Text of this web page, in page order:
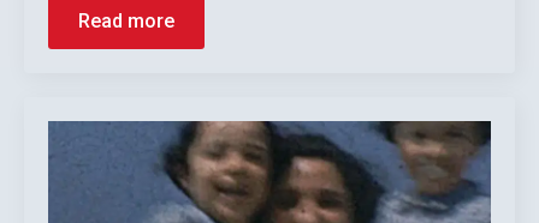
Read more